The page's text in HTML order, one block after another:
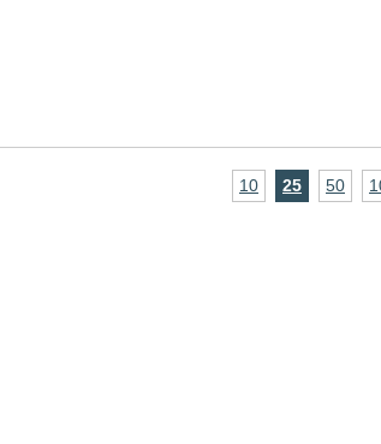
A
10Ergebnisse
25 50